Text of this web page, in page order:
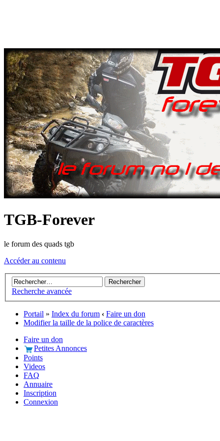
TGB-Forever
le forum des quads tgb
Accéder au contenu
Recherche avancée
Portail » Index du forum ‹ Faire un don
Modifier la taille de la police de caractères
Faire un don
Petites Annonces
Points
Videos
FAQ
Annuaire
Inscription
Connexion